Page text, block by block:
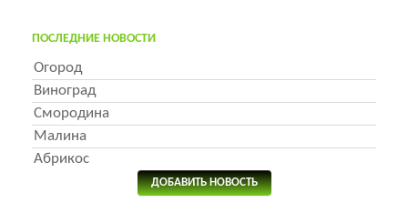
ПОСЛЕДНИЕ НОВОСТИ
Огород
Виноград
Смородина
Малина
Абрикос
ДОБАВИТЬ НОВОСТЬ